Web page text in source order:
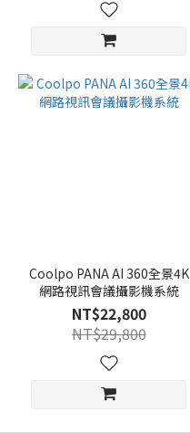
Coolpo PANA AI 360全景4K
網路視訊會議攝影機系統
NT$22,800
NT$29,800